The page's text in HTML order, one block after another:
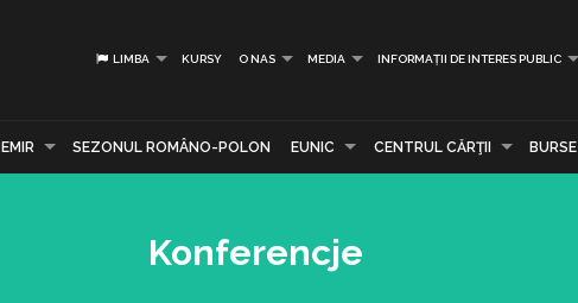
LIMBA KURSY O NAS MEDIA INFORMAȚII DE INTERES PUBLIC
SEZONUL ROMÂNO-POLON EUNIC CENTRUL CĂRŢII BURSE
Konferencje